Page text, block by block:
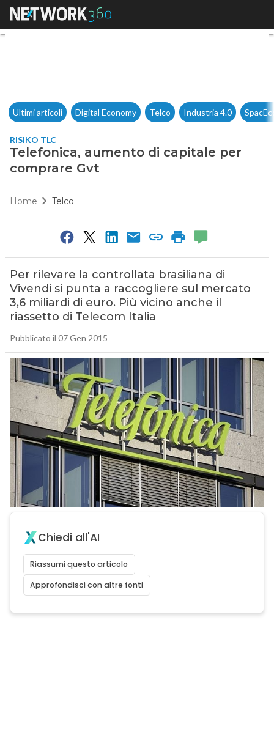
Telefonica, aumento di
Ultimi articoli Digital Economy Telco Industria 4.0
RISIKO TLC
Telefonica, aumento di capitale per
comprare Gvt
Home Telco
Per rilevare la controllata brasiliana di
Vivendi si punta a raccogliere sul mercato
3,6 miliardi di euro. Più vicino anche il
riassetto di Telecom Italia
Pubblicato il 07 Gen 2015
Chiedi all'AI
Riassumi questo articolo
Approfondisci con altre fonti